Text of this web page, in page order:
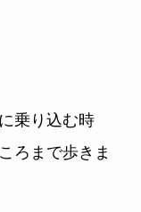
乗り込む時
ろまで歩きま